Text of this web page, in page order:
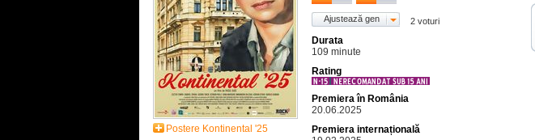
Postere Kontinental '25
Ajustează gen 2 voturi
Durata
109 minute
Rating
Premiera în România
20.06.2025
Premiera internațională